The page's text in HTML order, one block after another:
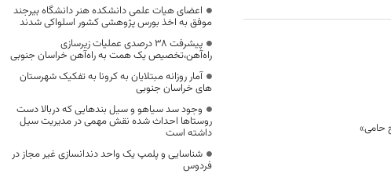
اعضای هیات علمی دانشکده هنر دانشگاه بیرجند
موفق به اخذ بورس پژوهشی کشور اسلواکی شدند
پیشرفت 38 درصدی عملیات زیرسازی
راه‌آهن،تخصیص یک همت به راه‌آهن خراسان جنوبی
آمار روزانه مبتلایان به کرونا به تفکیک شهرستان
های خراسان جنوبی
وجود سد سیاهو و سیل بندهایی که دربالا دست
روستاها احداث شده نقش مهمی در مدیریت سیل
داشته است
شناسایی و پلمپ یک واحد دندانسازی غیر مجاز در
فردوس